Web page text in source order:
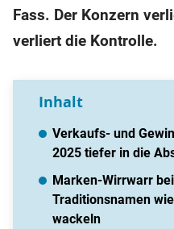
Fass. Der Konzern
verliert die Kontrolle.
Inhalt
Verkaufs- und
2025 tiefer in die
Marken-Wirrwarr
Traditionsnamen
wackeln